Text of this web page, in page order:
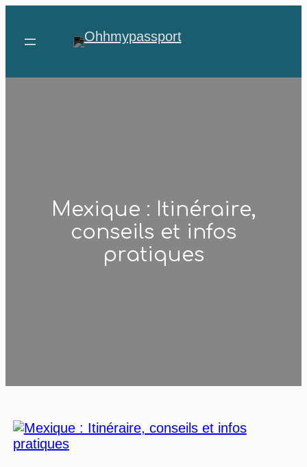
contenu
Mexique : Itinéraire,
conseils et infos
pratiques